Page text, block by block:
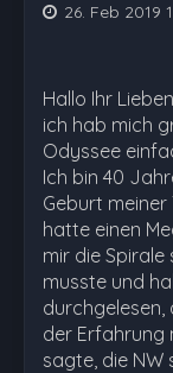
26. Feb 2019
Hallo Ihr
ich hab mich
Odyssee
Ich bin 40
Geburt
hatte einen
mir die
musste und
durchgelesen,
der Erfahrung
sagte, die NW